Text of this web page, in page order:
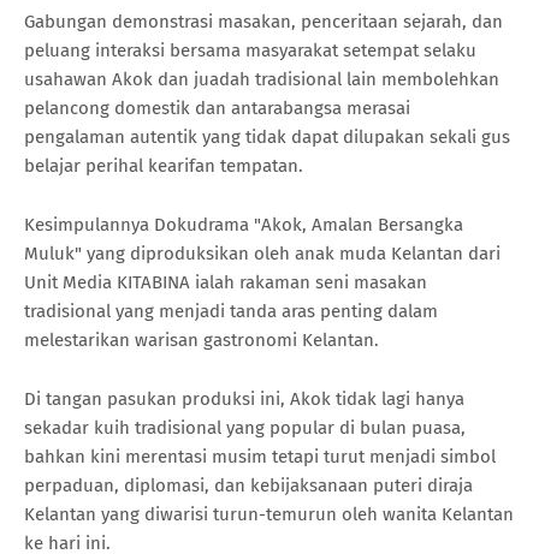
Gabungan demonstrasi masakan, penceritaan sejarah, dan
peluang interaksi bersama masyarakat setempat selaku
usahawan Akok dan juadah tradisional lain membolehkan
pelancong domestik dan antarabangsa merasai
pengalaman autentik yang tidak dapat dilupakan sekali gus
belajar perihal kearifan tempatan.
Kesimpulannya Dokudrama "Akok, Amalan Bersangka
Muluk" yang diproduksikan oleh anak muda Kelantan dari
Unit Media KITABINA ialah rakaman seni masakan
tradisional yang menjadi tanda aras penting dalam
melestarikan warisan gastronomi Kelantan.
Di tangan pasukan produksi ini, Akok tidak lagi hanya
sekadar kuih tradisional yang popular di bulan puasa,
bahkan kini merentasi musim tetapi turut menjadi simbol
perpaduan, diplomasi, dan kebijaksanaan puteri diraja
Kelantan yang diwarisi turun-temurun oleh wanita Kelantan
ke hari ini.